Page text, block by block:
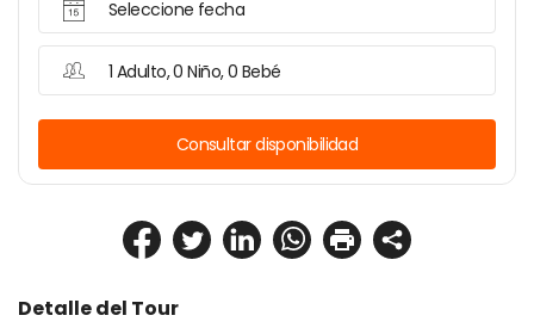
Detalle del Tour
Seleccione fecha
1 Adulto, 0 Niño, 0 Bebé
Consultar disponibilidad